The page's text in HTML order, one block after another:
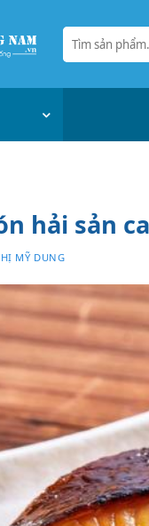
Tìm
kiếm:
hải sản
MỸ DUNG